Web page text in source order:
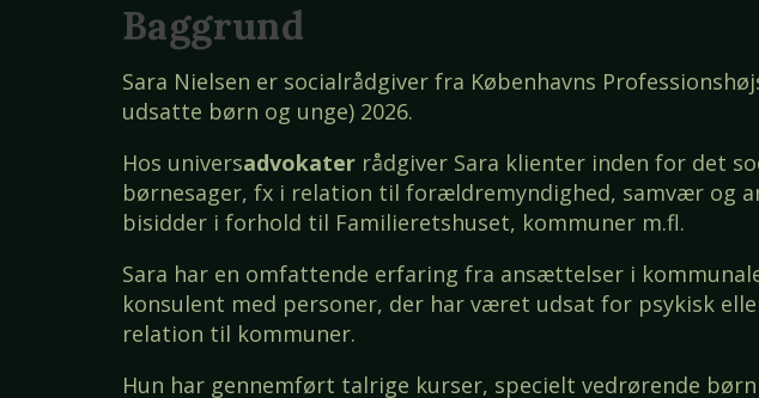
Baggrund
Sara Nielsen er socialrådgiver fra Københavns
udsatte børn og unge) 2026.
Hos universadvokater rådgiver Sara klienter inden for det
børnesager, fx i relation til forældremyndighed, samvær og
bisidder i forhold til Familieretshuset, kommuner m.fl.
Sara har en omfattende erfaring fra ansættelser i
konsulent med personer, der har været udsat for psykisk
relation til kommuner.
Hun har gennemført talrige kurser, specielt vedrørende